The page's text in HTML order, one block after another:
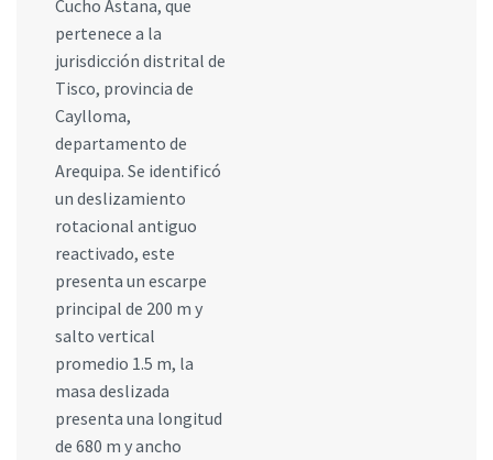
Cucho Astana, que
pertenece a la
jurisdicción distrital de
Tisco, provincia de
Caylloma,
departamento de
Arequipa. Se identificó
un deslizamiento
rotacional antiguo
reactivado, este
presenta un escarpe
principal de 200 m y
salto vertical
promedio 1.5 m, la
masa deslizada
presenta una longitud
de 680 m y ancho